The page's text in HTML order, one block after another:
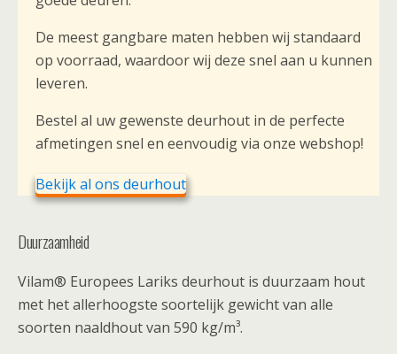
De meest gangbare maten hebben wij standaard
op voorraad, waardoor wij deze snel aan u kunnen
leveren.
Bestel al uw gewenste deurhout in de perfecte
afmetingen snel en eenvoudig via onze webshop!
Bekijk al ons deurhout
Duurzaamheid
Vilam® Europees Lariks deurhout is duurzaam hout
met het allerhoogste soortelijk gewicht van alle
soorten naaldhout van 590 kg/m³.